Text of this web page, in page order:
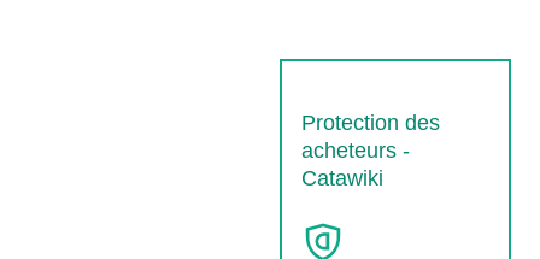
Protection des
acheteurs -
Catawiki